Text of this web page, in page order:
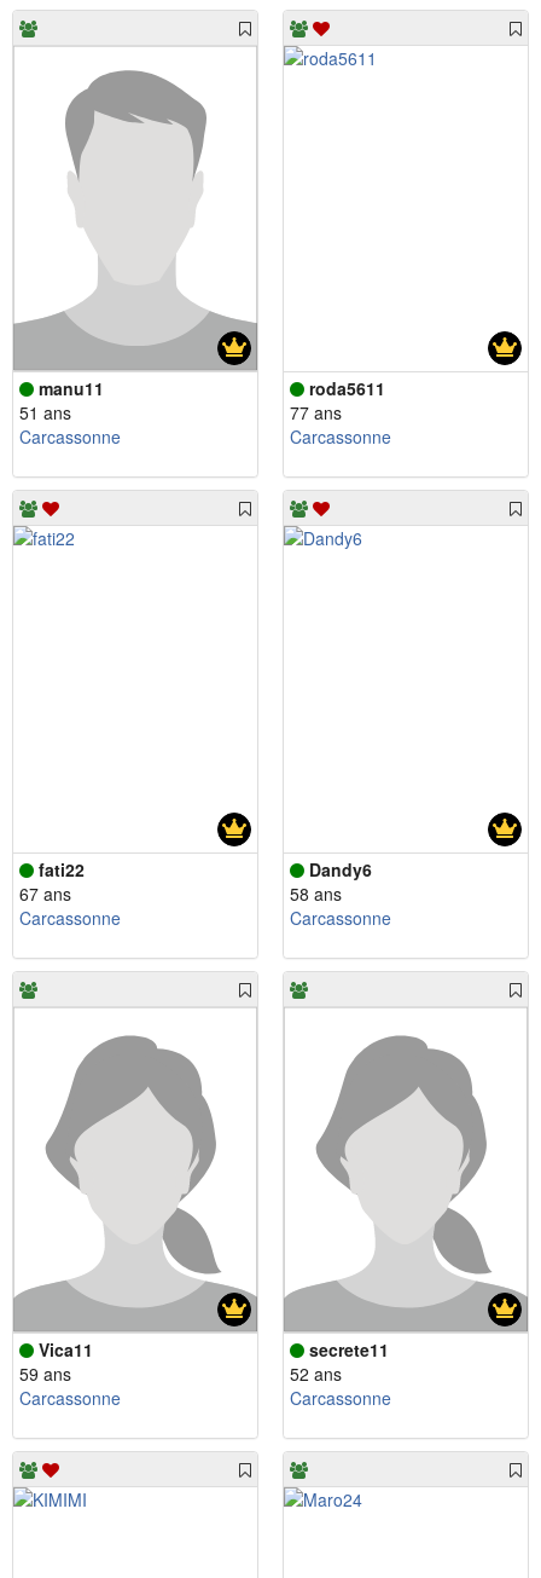
manu11
51 ans
Carcassonne
roda5611
77 ans
Carcassonne
fati22
67 ans
Carcassonne
Dandy6
58 ans
Carcassonne
Vica11
59 ans
Carcassonne
secrete11
52 ans
Carcassonne